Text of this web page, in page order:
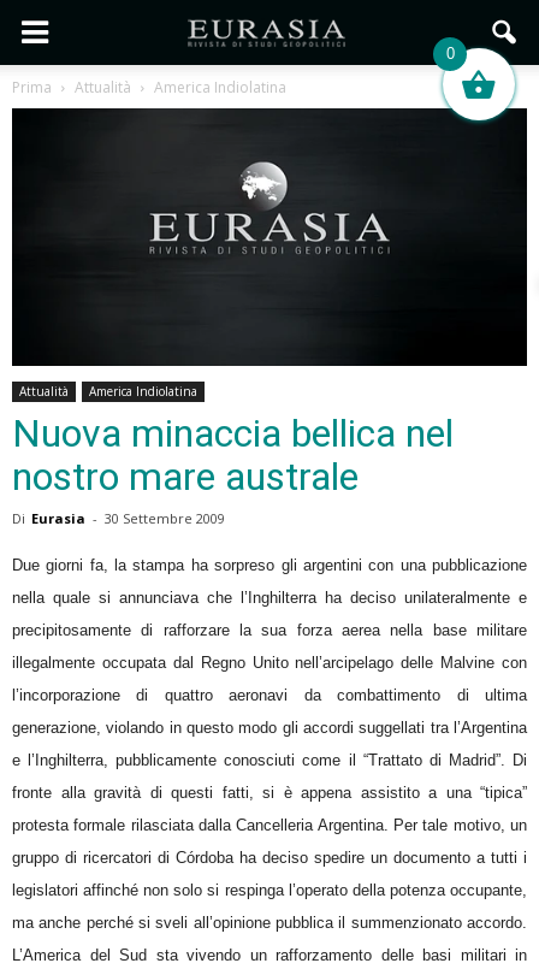
Prima Attualità America Indiolatina
Attualità America Indiolatina
Nuova minaccia bellica nel
nostro mare australe
Di Eurasia - 30 Settembre 2009
Due giorni fa, la stampa ha sorpreso gli argentini con una pubblicazione
nella quale si annunciava che l’Inghilterra ha deciso unilateralmente e
precipitosamente di rafforzare la sua forza aerea nella base militare
illegalmente occupata dal Regno Unito nell’arcipelago delle Malvine con
l’incorporazione di quattro aeronavi da combattimento di ultima
generazione, violando in questo modo gli accordi suggellati tra l’Argentina
e l’Inghilterra, pubblicamente conosciuti come il “Trattato di Madrid”. Di
fronte alla gravità di questi fatti, si è appena assistito a una “tipica”
protesta formale rilasciata dalla Cancelleria Argentina. Per tale motivo, un
gruppo di ricercatori di Córdoba ha deciso spedire un documento a tutti i
legislatori affinché non solo si respinga l’operato della potenza occupante,
ma anche perché si sveli all’opinione pubblica il summenzionato accordo.
L’America del Sud sta vivendo un rafforzamento delle basi militari in
0